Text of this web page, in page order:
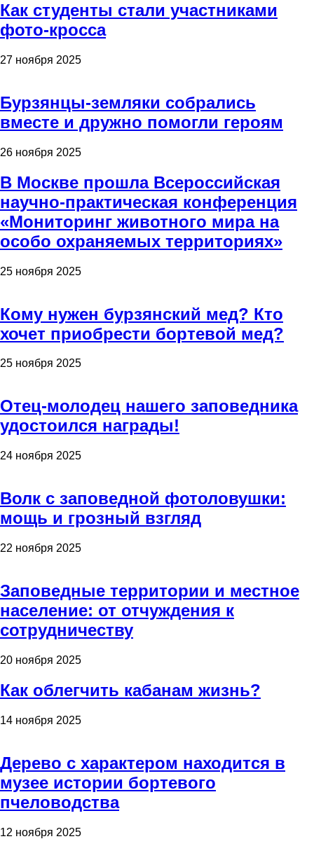
Как студенты стали участниками
фото-кросса
27 ноября 2025
Бурзянцы-земляки собрались
вместе и дружно помогли героям
26 ноября 2025
В Москве прошла Всероссийская
научно-практическая конференция
«Мониторинг животного мира на
особо охраняемых территориях»
25 ноября 2025
Кому нужен бурзянский мед? Кто
хочет приобрести бортевой мед?
25 ноября 2025
Отец-молодец нашего заповедника
удостоился награды!
24 ноября 2025
Волк с заповедной фотоловушки:
мощь и грозный взгляд
22 ноября 2025
Заповедные территории и местное
население: от отчуждения к
сотрудничеству
20 ноября 2025
Как облегчить кабанам жизнь?
14 ноября 2025
Дерево с характером находится в
музее истории бортевого
пчеловодства
12 ноября 2025